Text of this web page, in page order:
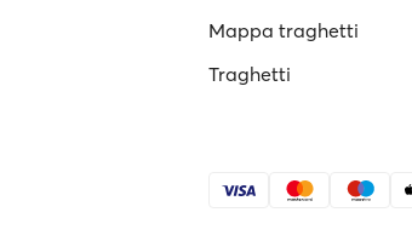
Mappa traghetti
Traghetti